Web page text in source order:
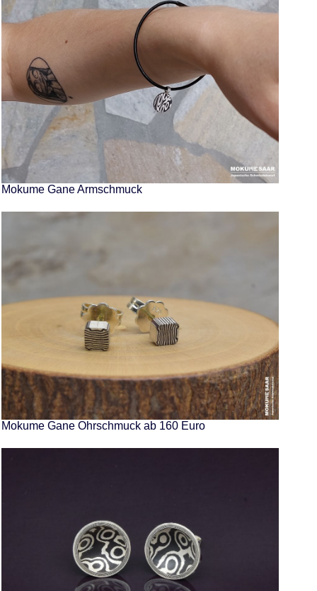
Mokume Gane Armschmuck
Mokume Gane Ohrschmuck ab 160 Euro